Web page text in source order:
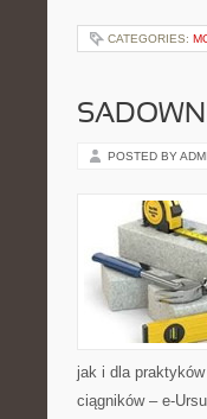
CATEGORIES:
POSTED BY
jak i dla
ciągników – e-